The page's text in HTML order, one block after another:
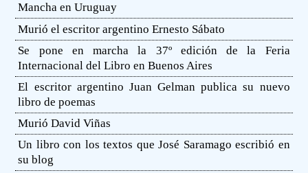
Mancha en Uruguay
Murió el escritor argentino Ernesto Sábato
Se pone en marcha la 37º edición de la Feria
Internacional del Libro en Buenos Aires
El escritor argentino Juan Gelman publica su nuevo
libro de poemas
Murió David Viñas
Un libro con los textos que José Saramago escribió en
su blog